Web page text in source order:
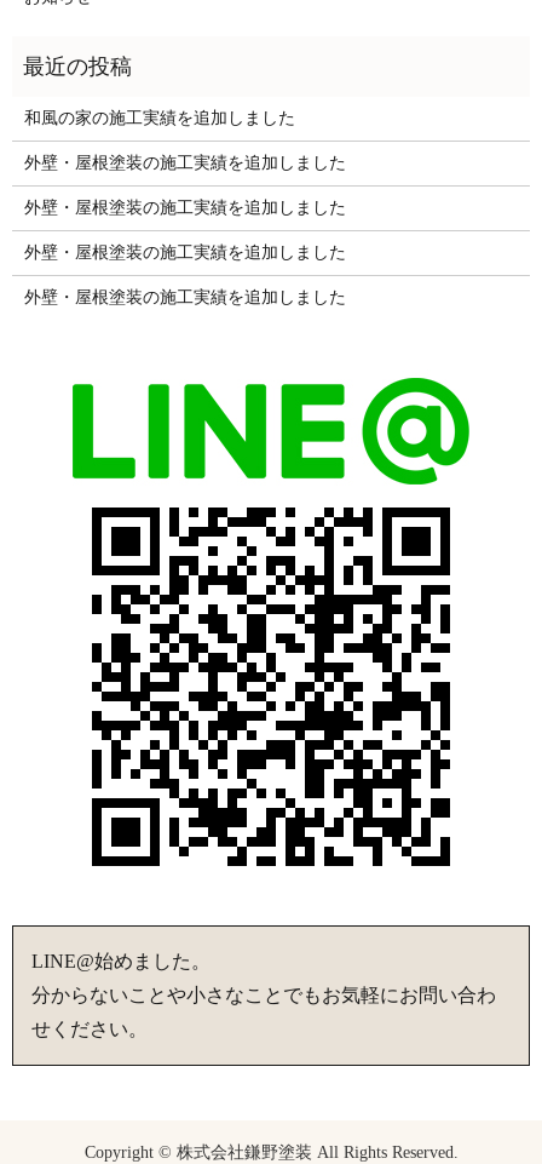
和風の家の施工実績を追加しました
外壁・屋根塗装の施工実績を追加しました
外壁・屋根塗装の施工実績を追加しました
外壁・屋根塗装の施工実績を追加しました
外壁・屋根塗装の施工実績を追加しました
LINE@始めました。
分からないことや小さなことでもお気軽にお問い合わ
せください。
Copyright © 株式会社鎌野塗装 All Rights Reserved.